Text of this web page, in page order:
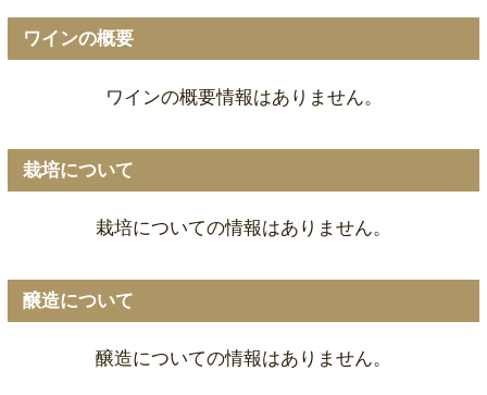
ワインの概要
ワインの概要情報はありません。
栽培について
栽培についての情報はありません。
醸造について
醸造についての情報はありません。